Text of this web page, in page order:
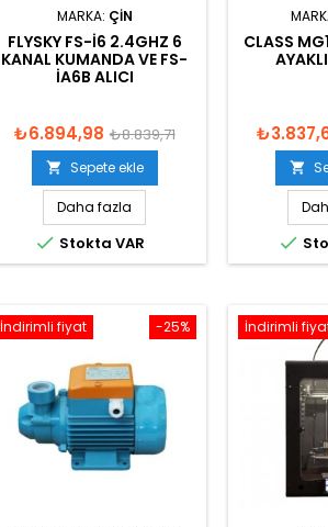
MARKA: ÇIN
FLYSKY FS-I6 2.4GHZ 6
KANAL KUMANDA VE FS-
IA6B ALICI
₺6.894,98 ₺8.839,71
 Sepete ekle
Daha fazla
 Stokta VAR
CLASS


-25%
İndirimli fiyat İndirimli